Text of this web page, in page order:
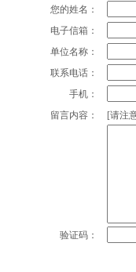
您的姓名：
电子信箱：
单位名称：
联系电话：
手机：
留言内容：
[请注
验证码：